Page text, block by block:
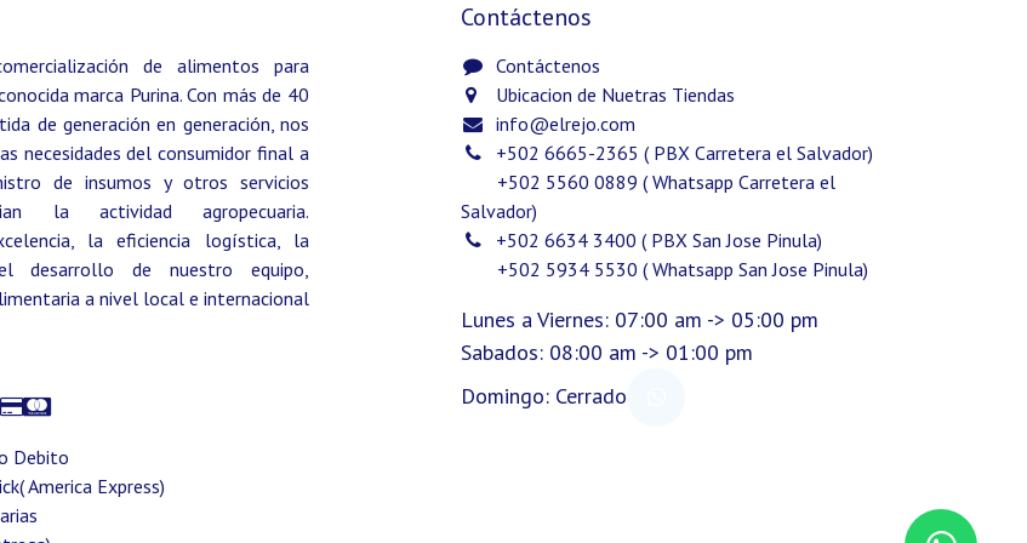
de alimentos para
marca Purina. Con más de 40
de generación en generación, nos
necesidades del consumidor final a
de insumos y otros servicios
la actividad agropecuaria.
la eficiencia logística, la
desarrollo de nuestro equipo,
a nivel local e internacional
Debito
America Express)
Contáctenos
Contáctenos
Ubicacion de Nuetras Tiendas
info@elrejo.com
+502 6665-2365 ( PBX Carretera el Salvador)
+502 5560 0889 ( Whatsapp Carretera el
Salvador)
+502 6634 3400 ( PBX San Jose Pinula)
+502 5934 5530 ( Whatsapp San Jose Pinula)
Lunes a Viernes: 07:00 am -> 05:00 pm
Sabados: 08:00 am -> 01:00 pm
Domingo: Cerrado